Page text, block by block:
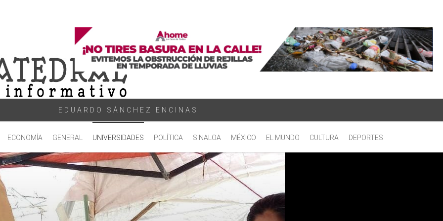
EDUARDO SÁNCHEZ ENCINAS
ECONOMÍA GENERAL UNIVERSIDADES POLÍTICA SINALOA MÉXICO EL MUNDO CULTURA DEPORTES